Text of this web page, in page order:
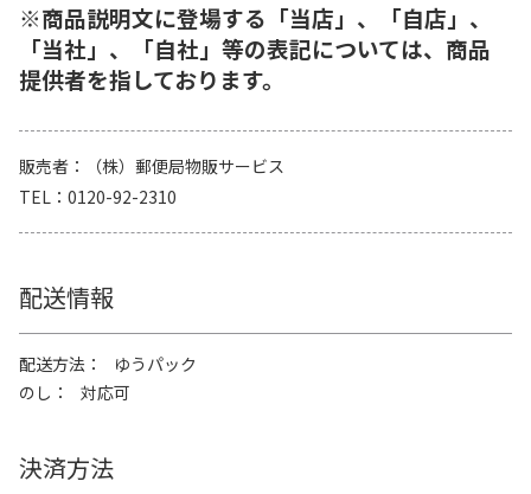
※商品説明文に登場する「当店」、「自店」、
「当社」、「自社」等の表記については、商品
提供者を指しております。
販売者
（株）郵便局物販サービス
TEL
0120-92-2310
配送情報
配送方法
ゆうパック
のし
対応可
決済方法